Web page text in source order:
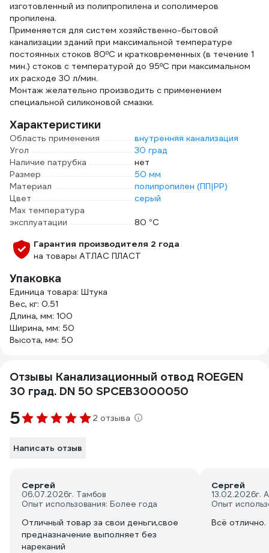
изготовленный из полипропилена и сополимеров
пропилена.
Применяется для систем хозяйственно-бытовой
канализации зданий при максимальной температуре
постоянных стоков 80ºС и кратковременных (в течение 1
мин.) стоков с температурой до 95ºС при максимальном
их расходе 30 л/мин.
Монтаж желательно производить с применением
специальной силиконовой смазки.
Характеристики
Область применения
внутренняя канализация
Угол
30 град
Наличие патрубка
нет
Размер
50 мм
Материал
полипропилен (ПП|PP)
Цвет
серый
Max температура
эксплуатации
80 °С
Гарантия производителя 2 года
на товары АТЛАС ПЛАСТ
Упаковка
Единица товара: Штука
Вес, кг: 0.51
Длина, мм: 100
Ширина, мм: 50
Высота, мм: 50
Отзывы Канализационный отвод ROEGEN
30 град. DN 50 SPCEB3000050
5 2 отзыва
Написать отзыв
Сергей
06.07.2026г. Тамбов
Опыт использования: Более года
Отличный товар за свои деньги,свое
предназначение выполняет без
нареканий
Сергей
13.02.2026г.
Опыт
Всё отлично.